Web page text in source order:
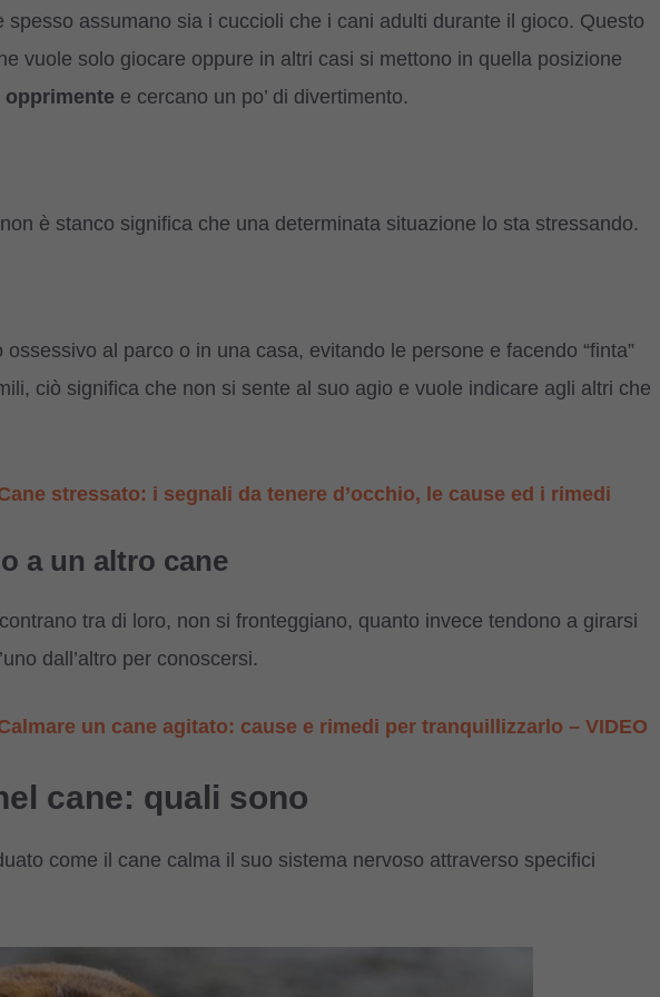
assumano sia i cuccioli che i cani adulti durante il gioco. Questo
vuole solo giocare oppure in altri casi si mettono in quella posizione
opprimente e cercano un po’ di divertimento.
è stanco significa che una determinata situazione lo sta stressando.
al parco o in una casa, evitando le persone e facendo “finta”
ciò significa che non si sente al suo agio e vuole indicare agli altri che
stressato: i segnali da tenere d’occhio, le cause ed i rimedi
a un altro cane
tra di loro, non si fronteggiano, quanto invece tendono a girarsi
dall’altro per conoscersi.
un cane agitato: cause e rimedi per tranquillizzarlo – VIDEO
cane: quali sono
come il cane calma il suo sistema nervoso attraverso specifici